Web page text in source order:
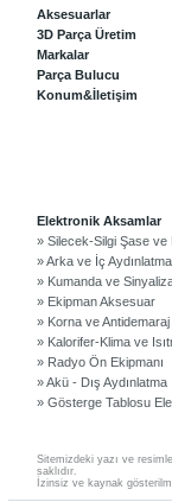
Sitemizdeki yazı ve
saklıdır.
İzinsiz ve kaynak
Aksesuarlar
3D Parça Üretim
Markalar
Parça Bulucu
Konum&İletişim
Elektronik Aksamlar
» Silecek-Silgi Şase ve
» Arka ve İç Aydınlatma
» Kumanda ve
» Ekipman Aksesuar
» Korna ve Antidemaraj
» Kalorifer-Klima ve
» Radyo Ön Ekipmanı
» Akü - Dış Aydınlatma
» Gösterge Tablosu